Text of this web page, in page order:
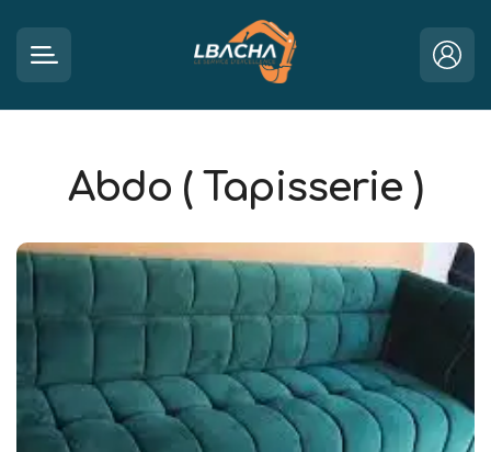
Abdo ( Tapisserie )